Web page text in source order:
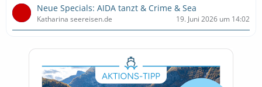
Neue Specials: AIDA tanzt & Crime & Sea
Katharina seereisen.de 19. Juni 2026 um 14:02